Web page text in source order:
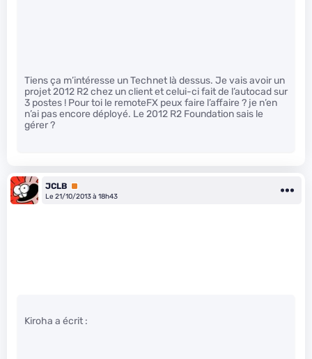
Tiens ça m’intéresse un Technet là dessus. Je vais avoir un
projet 2012 R2 chez un client et celui-ci fait de l’autocad sur
3 postes ! Pour toi le remoteFX peux faire l’affaire ? je n’en
n’ai pas encore déployé. Le 2012 R2 Foundation sais le
gérer ?
JCLB Premium
Le 21/10/2013 à 18h43
Kiroha a écrit :